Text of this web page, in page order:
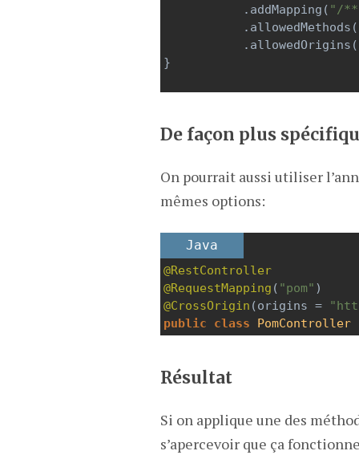
           .
addMapping ( "/
           .
allowedMethods (
           .
allowedOrigins (
}
De façon plus
On pourrait aussi utiliser
mêmes options:
Java
@RestController
@RequestMapping ( "pom" )
@CrossOrigin (origins =
public
class PomController
Résultat
Si on applique une des
s’apercevoir que ça